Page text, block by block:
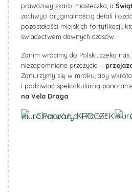
prawdziwy skarb miasteczka, a
zachwyci oryginalnością detali i
pozostałości miejskich fortyfikacji,
świadectwem dawnych czasów.
Zanim wrócimy do Polski, czeka nas
niezapomniane przeżycie –
Zanurzymy się w mroku, aby
i podziwiać spektakularną
na Vela Draga
Biuro Podróży KROCZEK